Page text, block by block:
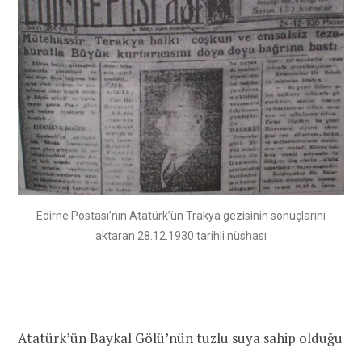
Edirne Postası’nın Atatürk’ün Trakya gezisinin sonuçlarını
aktaran 28.12.1930 tarihli nüshası
Atatürk’ün Baykal Gölü’nün tuzlu suya sahip olduğu